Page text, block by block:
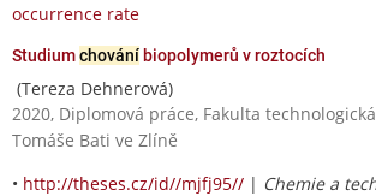
occurrence rate
Studiumchováníbiopolymerů v roztocích
(Tereza Dehnerová)
2020, Diplomová práce, Fakulta
Tomáše Bati ve Zlíně
• http://theses.cz/id//mjfj95// | Chemie a